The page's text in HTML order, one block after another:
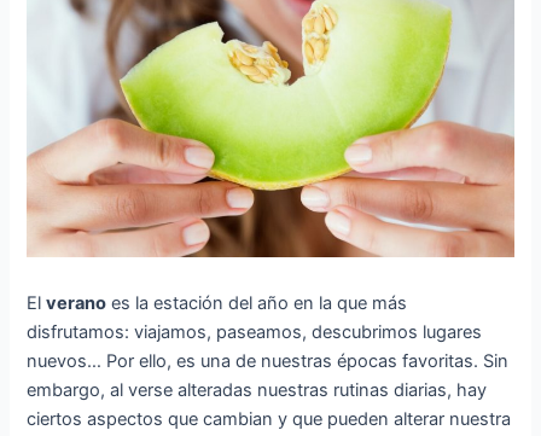
Elverano es la estación del año en la que más
disfrutamos: viajamos, paseamos, descubrimos lugares
nuevos… Por ello, es una de nuestras épocas favoritas. Sin
embargo, al verse alteradas nuestras rutinas diarias, hay
ciertos aspectos que cambian y que pueden alterar nuestra